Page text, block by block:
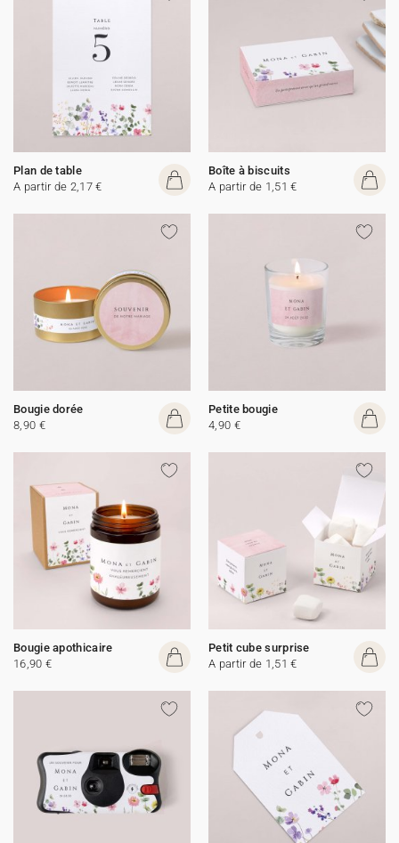
Plan de table
A partir de 2,17 €
Boîte à biscuits
A partir de 1,51 €
Bougie dorée
8,90 €
Petite bougie
4,90 €
Bougie apothicaire
16,90 €
Petit cube surprise
A partir de 1,51 €